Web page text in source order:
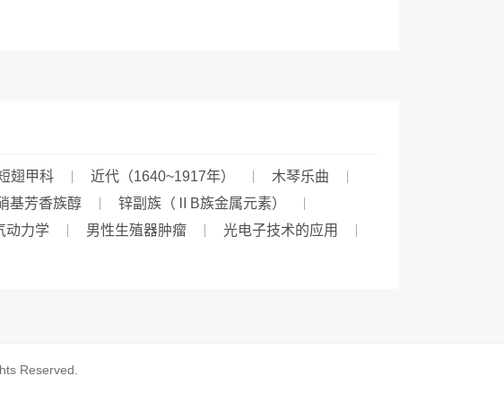
翅甲科 近代（1640~1917年）
木琴乐曲
基芳香族醇
锌副族（ⅡB族金属元素）
动力学 男性生殖器肿瘤
光电子技术的应用
Reserved.